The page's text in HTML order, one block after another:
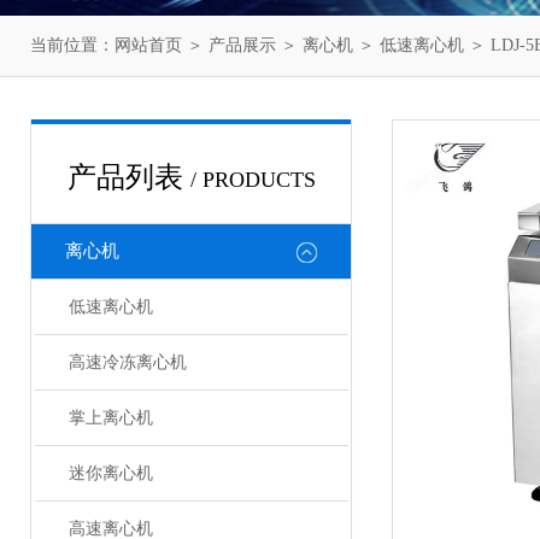
当前位置： 网站首页 ＞ 产品展示 ＞ 离心机 ＞ 低速离心机 ＞ LDJ-
产品列表 / PRODUCTS
离心机
低速离心机
高速冷冻离心机
掌上离心机
迷你离心机
高速离心机